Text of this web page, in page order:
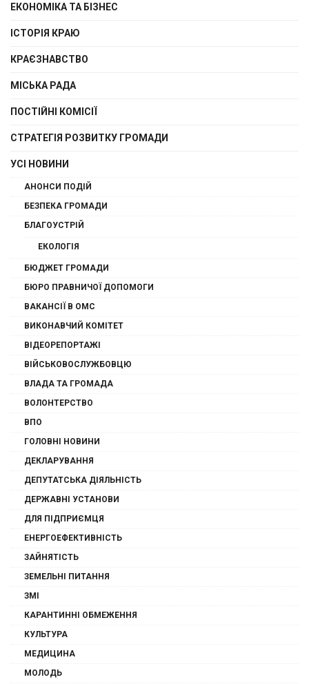
ЕКОНОМІКА ТА БІЗНЕС
ІСТОРІЯ КРАЮ
КРАЄЗНАВСТВО
МІСЬКА РАДА
ПОСТІЙНІ КОМІСІЇ
СТРАТЕГІЯ РОЗВИТКУ ГРОМАДИ
УСІ НОВИНИ
АНОНСИ ПОДІЙ
БЕЗПЕКА ГРОМАДИ
БЛАГОУСТРІЙ
ЕКОЛОГІЯ
БЮДЖЕТ ГРОМАДИ
БЮРО ПРАВНИЧОЇ ДОПОМОГИ
ВАКАНСІЇ В ОМС
ВИКОНАВЧИЙ КОМІТЕТ
ВІДЕОРЕПОРТАЖІ
ВІЙСЬКОВОСЛУЖБОВЦЮ
ВЛАДА ТА ГРОМАДА
ВОЛОНТЕРСТВО
ВПО
ГОЛОВНІ НОВИНИ
ДЕКЛАРУВАННЯ
ДЕПУТАТСЬКА ДІЯЛЬНІСТЬ
ДЕРЖАВНІ УСТАНОВИ
ДЛЯ ПІДПРИЄМЦЯ
ЕНЕРГОЕФЕКТИВНІСТЬ
ЗАЙНЯТІСТЬ
ЗЕМЕЛЬНІ ПИТАННЯ
ЗМІ
КАРАНТИННІ ОБМЕЖЕННЯ
КУЛЬТУРА
МЕДИЦИНА
МОЛОДЬ